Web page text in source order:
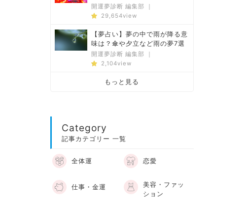
開運夢診断 編集部
｜
29,654view
【夢占い】夢の中で雨が降る意
味は？傘や夕立など雨の夢7選
開運夢診断 編集部
｜
2,104view
もっと見る
Category
記事カテゴリー 一覧
全体運 恋愛
仕事・金運
美容・ファッ
ション